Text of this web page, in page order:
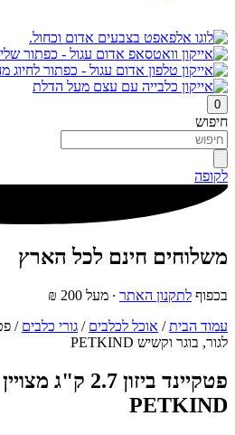
0
חיפוש
לקופה
משלוחים חינם לכל הארץ
בכפוף לתקנון האתר ∙ מעל 200 ₪
עמוד הבית/ אוכל לכלבים / גורי כלבים
לגור, בוגר וקשיש PETKIND
פטקיינד ביזון
PETKIND